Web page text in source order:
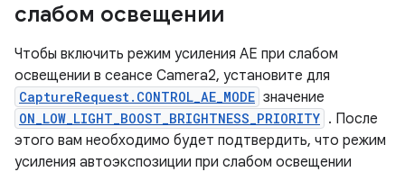
слабом освещении
Чтобы включить режим усиления AE при слабом
освещении в сеансе Camera2, установите для
CaptureRequest.CONTROL_AE_MODE значение
ON_LOW_LIGHT_BOOST_BRIGHTNESS_PRIORITY . После
этого вам необходимо будет подтвердить, что режим
усиления автоэкспозиции при слабом освещении